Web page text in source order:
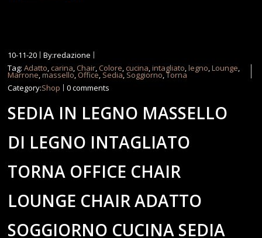
10-11-20
By:redazione
Tag:Adatto, carina, Chair, Colore, cucina,intagliato,legno,Lounge,
Marrone,massello, Office, Sedia, Soggiorno,Torna
Category:Shop 0 comments
SEDIA IN LEGNO MASSELLO
DI LEGNO INTAGLIATO
TORNA OFFICE CHAIR
LOUNGE CHAIR ADATTO
SOGGIORNO CUCINA SEDIA